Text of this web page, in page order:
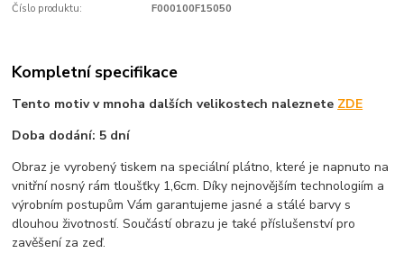
Číslo produktu: F000100F15050
Kompletní specifikace
Tento motiv v mnoha dalších velikostech naleznete ZDE
Doba dodání: 5 dní
Obraz je vyrobený tiskem na speciální plátno, které je napnuto na
vnitřní nosný rám tloušťky 1,6cm. Díky nejnovějším technologiím a
výrobním postupům Vám garantujeme jasné a stálé barvy s
dlouhou životností. Součástí obrazu je také příslušenství pro
zavěšení za zeď.